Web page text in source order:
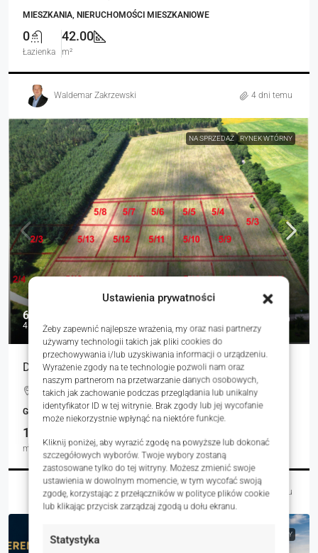
Ustawienia prywatności
Żeby zapewnić najlepsze wrażenia, my oraz nasi partnerzy
używamy technologii takich jak pliki cookies do
przechowywania i/lub uzyskiwania informacji o urządzeniu.
Wyrażenie zgody na te technologie pozwoli nam oraz
naszym partnerom na przetwarzanie danych osobowych,
takich jak zachowanie podczas przeglądania lub unikalny
identyfikator ID w tej witrynie. Brak zgody lub jej wycofanie
może niekorzystnie wpłynąć na niektóre funkcje.
Kliknij poniżej, aby wyrazić zgodę na powyższe lub dokonać
szczegółowych wyborów. Twoje wybory zostaną
zastosowane tylko do tej witryny. Możesz zmienić swoje
ustawienia w dowolnym momencie, w tym wycofać swoją
zgodę, korzystając z przełączników w polityce plików cookie
lub klikając przycisk zarządzaj zgodą u dołu ekranu.
Statystyka
MIESZKANIA, NIERUCHOMOŚCI MIESZKANIOWE
0
Łazienka
42.00
m²
Waldemar Zakrzewski 4 dni temu
NA SPRZEDAŻ RYNEK WTÓRNY
69 255 zł
45 zł
Działki pod zabudowę jednorodzinną przy lesie
Jaglice, Polska
GRUNTY
1539.00
m²
Martyna Wasiak 4 dni temu
RYNEK WTÓRNY